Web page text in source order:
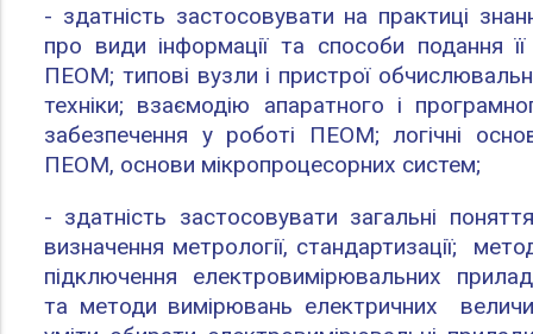
- здатність застосовувати на практиці
про види інформації та способи подання
ПЕОМ; типові вузли і пристрої
техніки; взаємодію апаратного і
забезпечення у роботі ПЕОМ; логічні
ПЕОМ, основи мікропроцесорних систем;
- здатність застосовувати загальні
визначення метрології, стандартизації;
підключення електровимірювальних
та методи вимірювань електричних